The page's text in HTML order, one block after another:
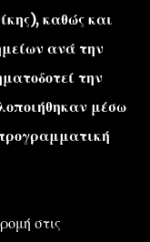
καθώς και
ανά την
την
μέσω
στις